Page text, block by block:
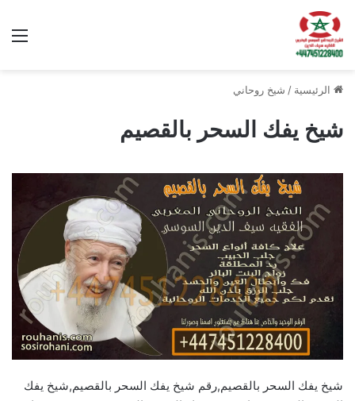
الرئيسية / شيخ روحاني
شيخ يفك السحر بالقصيم
شيخ يفك السحر بالقصيم,رقم شيخ يفك السحر بالقصيم,شيخ يفك